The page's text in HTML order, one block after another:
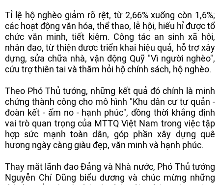
Tỉ lệ hộ nghèo giảm rõ rệt, từ 2,66% xuống còn 1,6%;
các hoạt động văn hóa, thể thao, lễ hội, hiếu hỉ được tổ
chức văn minh, tiết kiệm. Công tác an sinh xã hội,
nhân đạo, từ thiện được triển khai hiệu quả, hỗ trợ xây
dựng, sửa chữa nhà, vận động Quỹ "Vì người nghèo",
cứu trợ thiên tai và thăm hỏi hộ chính sách, hộ nghèo.
Theo Phó Thủ tướng, những kết quả đó chính là minh
chứng thành công cho mô hình "Khu dân cư tự quản -
đoàn kết - ấm no - hạnh phúc", đồng thời khẳng định
vai trò quan trọng của MTTQ Việt Nam trong việc tập
hợp sức mạnh toàn dân, góp phần xây dựng quê
hương ngày càng giàu đẹp, văn minh và hạnh phúc.
Thay mặt lãnh đạo Đảng và Nhà nước, Phó Thủ tướng
Nguyễn Chí Dũng biểu dương và chúc mừng những